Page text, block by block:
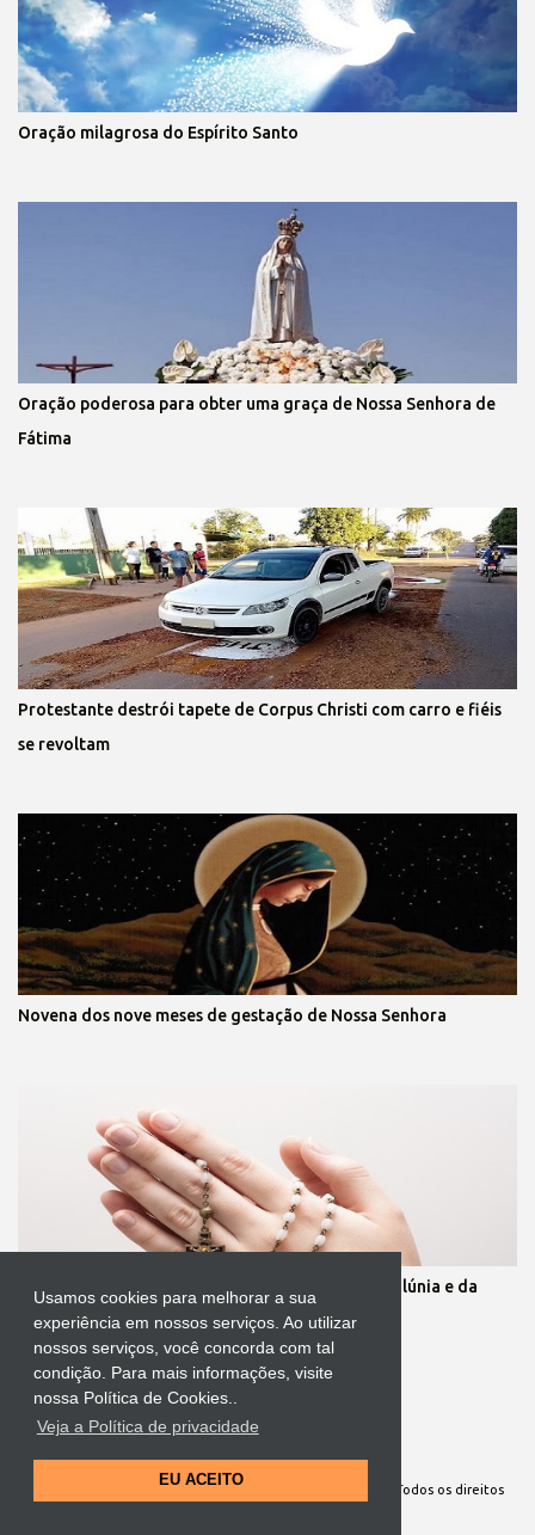
Usamos cookies para melhorar a sua
experiência em nossos serviços. Ao utilizar
nossos serviços, você concorda com tal
condição. Para mais informações, visite
nossa Política de Cookies..
Veja a Política de privacidade
EU ACEITO
Oração milagrosa do Espírito Santo
Oração poderosa para obter uma graça de Nossa Senhora de
Fátima
Protestante destrói tapete de Corpus Christi com carro e fiéis
se revoltam
Novena dos nove meses de gestação de Nossa Senhora
Oração para quebrar as muralhas da inveja, da calúnia e da
mentira
Tecnologia do Blogger
Site Oficial da Comunidade Nossa Senhora cuida de mim. Todos os direitos